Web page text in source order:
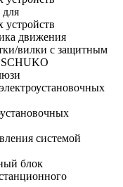
устройств
движения
вилки с защитным
SCHUKO
системой
блок